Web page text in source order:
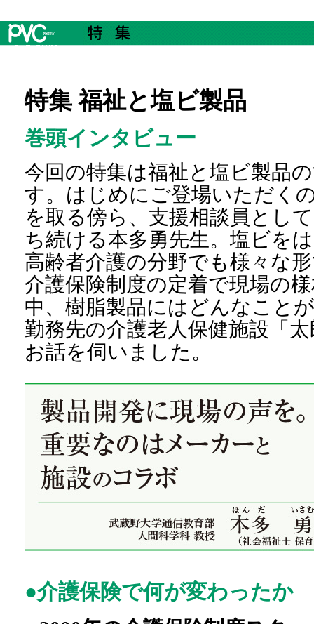
特集 福祉と塩ビ製品
巻頭インタビュー
今回の特集は福祉と塩ビ製品
す。はじめにご登場いただく
を取る傍ら、支援相談員とし
ち続ける本多勇先生。塩ビを
高齢者介護の分野でも様々な
介護保険制度の定着で現場の
中、樹脂製品にはどんなこと
勤務先の介護老人保健施設「
お話を伺いました。
●介護保険で何が変わったか